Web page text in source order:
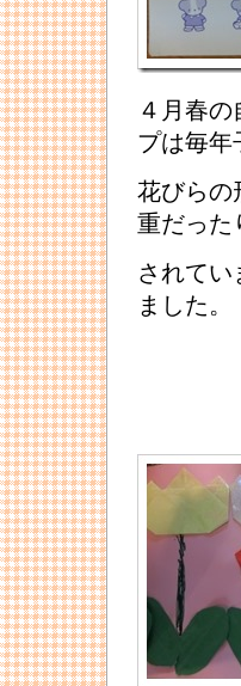
４月春
プは毎年
花びらの
重だった
されて
ました。